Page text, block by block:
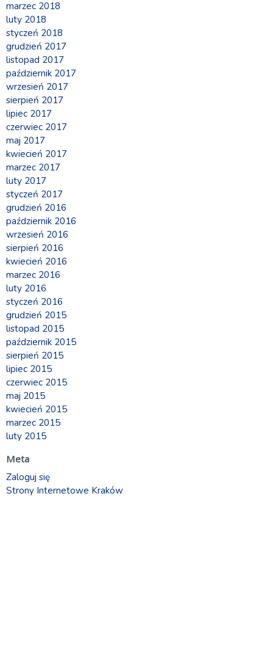
marzec 2018
luty 2018
styczeń 2018
grudzień 2017
listopad 2017
październik 2017
wrzesień 2017
sierpień 2017
lipiec 2017
czerwiec 2017
maj 2017
kwiecień 2017
marzec 2017
luty 2017
styczeń 2017
grudzień 2016
październik 2016
wrzesień 2016
sierpień 2016
kwiecień 2016
marzec 2016
luty 2016
styczeń 2016
grudzień 2015
listopad 2015
październik 2015
sierpień 2015
lipiec 2015
czerwiec 2015
maj 2015
kwiecień 2015
marzec 2015
luty 2015
Meta
Zaloguj się
Strony Internetowe Kraków